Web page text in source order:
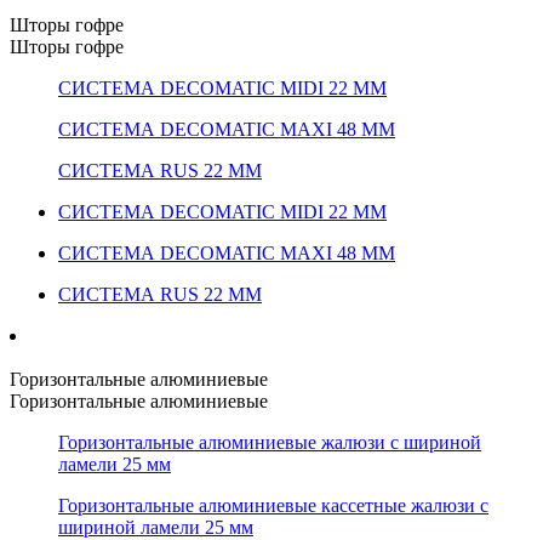
Шторы гофре
Шторы гофре
СИСТЕМА DECOMATIC MIDI 22 ММ
СИСТЕМА DECOMATIC MAXI 48 ММ
СИСТЕМА RUS 22 ММ
СИСТЕМА DECOMATIC MIDI 22 ММ
СИСТЕМА DECOMATIC MAXI 48 ММ
СИСТЕМА RUS 22 ММ
Горизонтальные алюминиевые
Горизонтальные алюминиевые
Горизонтальные алюминиевые жалюзи с шириной
ламели 25 мм
Горизонтальные алюминиевые кассетные жалюзи с
шириной ламели 25 мм